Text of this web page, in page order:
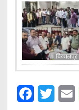
बिलासपुर